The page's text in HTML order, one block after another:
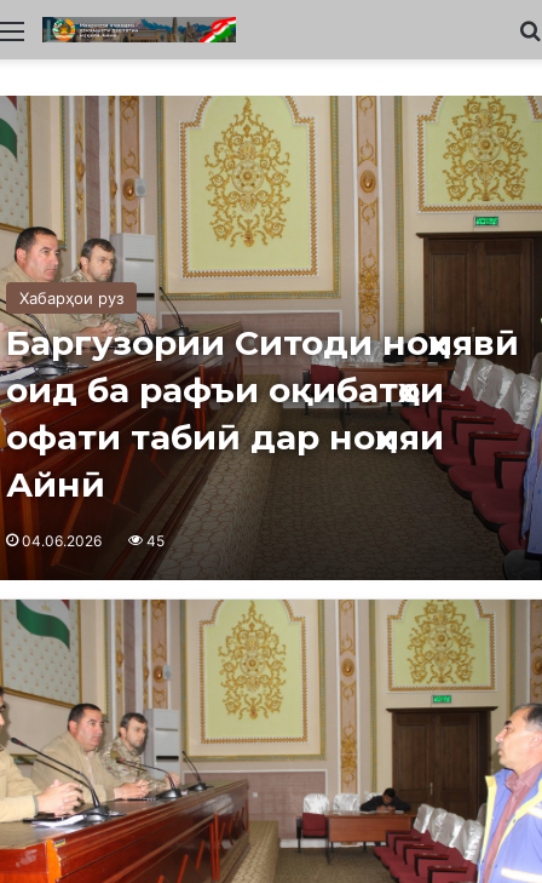
Меню
Хабарҳои руз
Баргузории Ситоди ноҳиявӣ
оид ба рафъи оқибатҳои
офати табиӣ дар ноҳияи
Айнӣ
04.06.2026 45